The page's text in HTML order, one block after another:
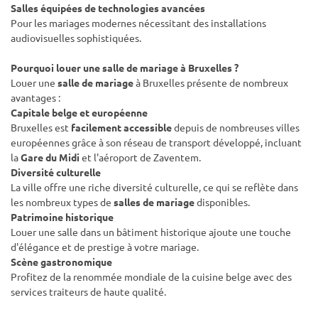
Salles équipées de technologies avancées
Pour les mariages modernes nécessitant des installations
audiovisuelles sophistiquées.
Pourquoi louer unesalle de mariageà Bruxelles ?
Louer une salle de mariageà Bruxelles présente de nombreux
avantages :
Capitale belgeet européenne
Bruxelles est facilement accessibledepuis de nombreuses villes
européennes grâce à son réseau de transport développé, incluant
laGare du Midi et l'aéroport de Zaventem.
Diversité culturelle
La ville offre une riche diversité culturelle, ce qui se reflète dans
les nombreux types de salles de mariagedisponibles.
Patrimoine historique
Louer une salle dans un bâtiment historique ajoute une touche
d'élégance et de prestige à votre mariage.
Scène gastronomique
Profitez de la renommée mondiale de la cuisine belge avec des
services traiteurs de haute qualité.